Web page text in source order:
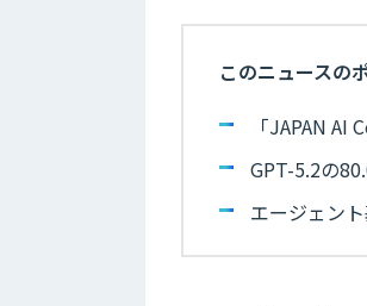
このニュースの
「JAPAN
GPT-5.2の
エージェン